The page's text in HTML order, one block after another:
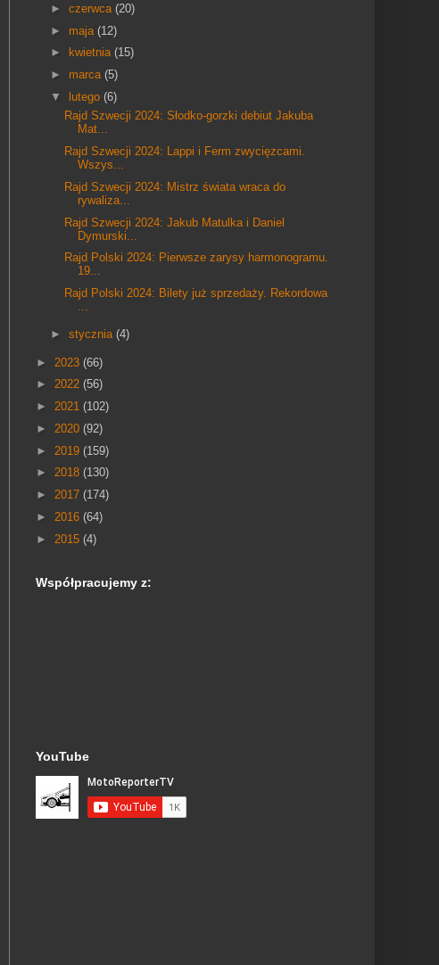
► czerwca (20)
► maja (12)
►
kwietnia (15)
► marca (5)
▼
lutego (6)
Rajd Szwecji 2024: Słodko-gorzki debiut Jakuba
Mat...
Rajd Szwecji 2024: Lappi i Ferm zwycięzcami.
Wszys...
Rajd Szwecji 2024: Mistrz świata wraca do
rywaliza...
Rajd Szwecji 2024: Jakub Matulka i Daniel
Dymurski...
Rajd Polski 2024: Pierwsze zarysy harmonogramu.
19...
Rajd Polski 2024: Bilety już sprzedaży. Rekordowa
...
► stycznia (4)
► 2023 (66)
► 2022 (56)
► 2021 (102)
► 2020 (92)
► 2019 (159)
► 2018 (130)
► 2017 (174)
► 2016 (64)
► 2015 (4)
Współpracujemy z:
YouTube